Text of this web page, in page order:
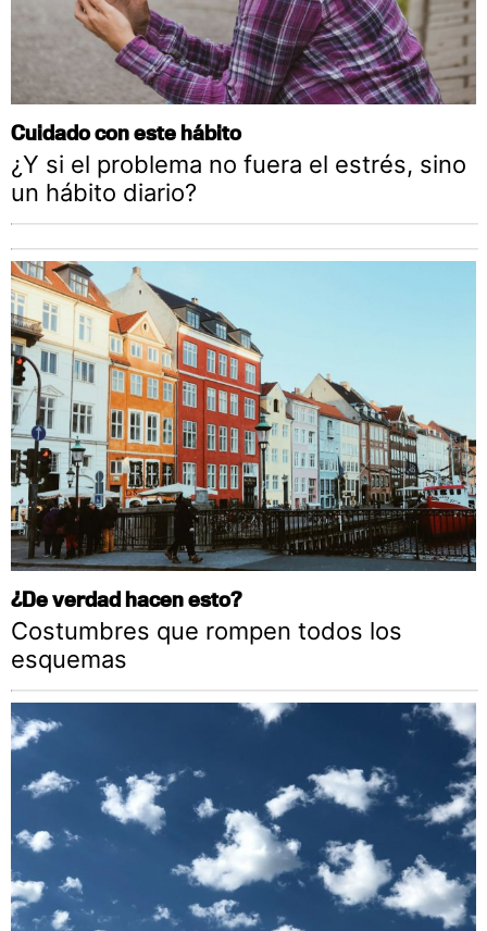
Cuidado con este hábito
¿Y si el problema no fuera el estrés, sino
un hábito diario?
¿De verdad hacen esto?
Costumbres que rompen todos los
esquemas